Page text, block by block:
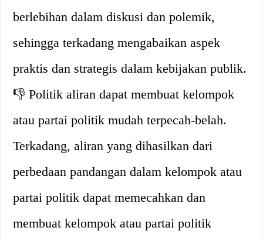
berlebihan dalam diskusi dan polemik,
sehingga terkadang mengabaikan aspek
praktis dan strategis dalam kebijakan publik.
👎 Politik aliran dapat membuat kelompok
atau partai politik mudah terpecah-belah.
Terkadang, aliran yang dihasilkan dari
perbedaan pandangan dalam kelompok atau
partai politik dapat memecahkan dan
membuat kelompok atau partai politik